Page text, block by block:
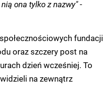
ona tylko z nazwy"-
fundacji
oraz szczery post na
dzień wcześniej. To
na zewnątrz